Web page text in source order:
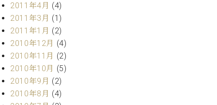
金
表
お
問
い
わ
せ
尾山調律師のブ
2011年4月 (4)
2011年3月 (1)
2011年1月 (2)
2010年12月 (4)
2010年11月 (2)
2010年10月 (5)
2010年9月 (2)
2010年8月 (4)